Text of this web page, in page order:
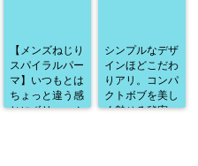
【メンズねじり
スパイラルパー
マ】いつもとは
ちょっと違う感
じにボリューム
シンプルなデザ
インほどこだわ
りアリ。コンパ
クトボブを美し
く魅せる秘密